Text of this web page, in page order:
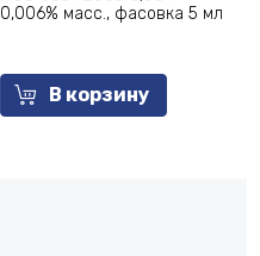
0,006% масс., фасовка 5 мл
В корзину